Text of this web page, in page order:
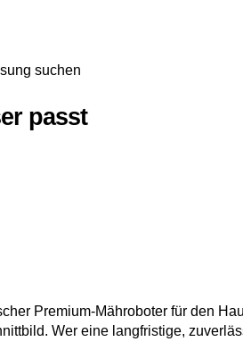
suchen
passt
Premium-Mähroboter für den
Wer eine langfristige,